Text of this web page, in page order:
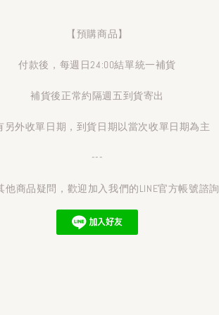
【預購商品】
付款後，每週日24:00結單統一補貨
補貨後正常約隔週五到貨寄出
另外收單日期，到貨日期以當次收單日期為主
---
他商品疑問，歡迎加入我們的LINE官方帳號諮詢